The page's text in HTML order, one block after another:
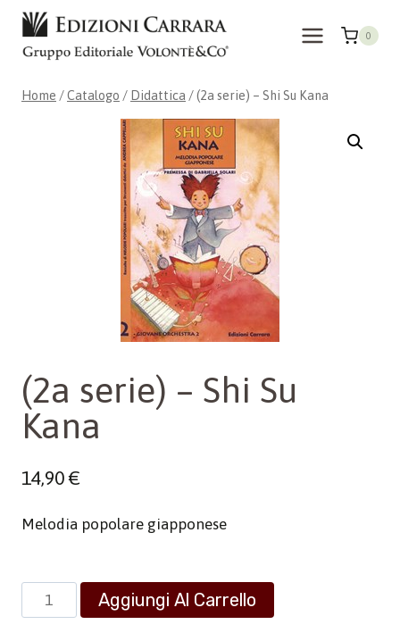
Salta
contenuto
0
Home /Catalogo / Didattica /(2a serie) – Shi Su Kana
(2a serie) – Shi Su
Kana
14,90€
Melodia popolare giapponese
serie)
Aggiungi Al Carrello